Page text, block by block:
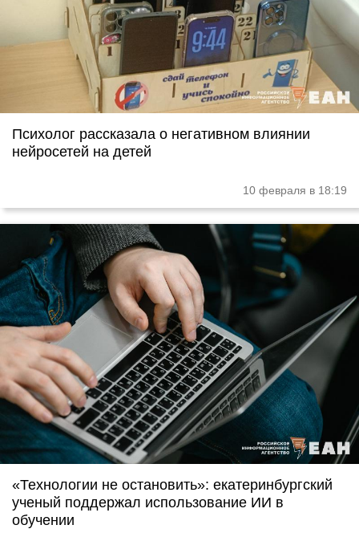
Психолог рассказала о негативном влиянии
нейросетей на детей
10 февраля в 18:19
«Технологии не остановить»: екатеринбургский
ученый поддержал использование ИИ в
обучении